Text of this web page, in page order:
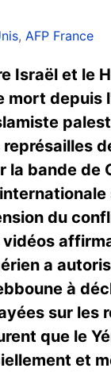
, AFP France
Israël et le
mort depuis
la bande de
du
a
à
sur les
que le
et